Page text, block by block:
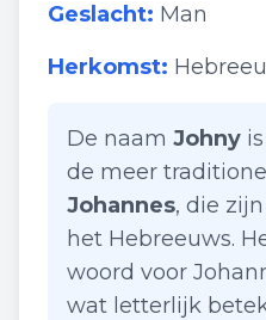
Geslacht: Man
Herkomst:
De naam Johny
de meer
Johannes, die
het Hebreeuws.
woord voor
wat letterlijk